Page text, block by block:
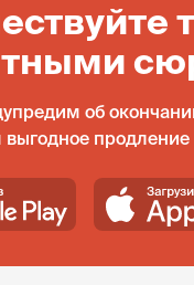
об
продление